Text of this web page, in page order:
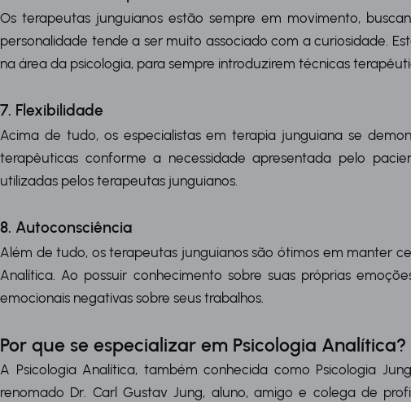
Os terapeutas junguianos estão sempre em movimento,
personalidade tende a ser muito associado com a curiosidade.
na área da psicologia, para sempre introduzirem técnicas
7. Flexibilidade
Acima de tudo, os especialistas em terapia junguiana se
terapêuticas conforme a necessidade apresentada pelo
utilizadas pelos terapeutas junguianos.
8. Autoconsciência
Além de tudo, os terapeutas junguianos são ótimos em manter
Analítica. Ao possuir conhecimento sobre suas próprias
emocionais negativas sobre seus trabalhos.
Por que se especializar em Psicologia Analítica?
A Psicologia Analítica, também conhecida como Psicologia
renomado Dr. Carl Gustav Jung, aluno, amigo e colega de